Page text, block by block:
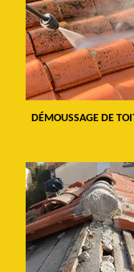
DÉMOUSSAGE DE